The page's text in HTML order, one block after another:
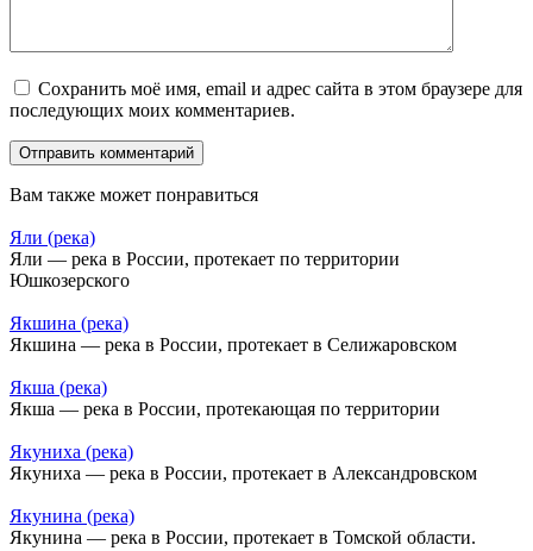
Сохранить моё имя, email и адрес сайта в этом браузере для
последующих моих комментариев.
Вам также может понравиться
Яли (река)
Яли — река в России, протекает по территории
Юшкозерского
Якшина (река)
Якшина — река в России, протекает в Селижаровском
Якша (река)
Якша — река в России, протекающая по территории
Якуниха (река)
Якуниха — река в России, протекает в Александровском
Якунина (река)
Якунина — река в России, протекает в Томской области.